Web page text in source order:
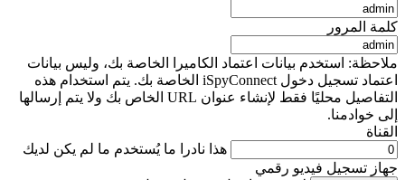
كلمة المرور
ملاحظة: استخدم بيانات اعتماد الكاميرا الخاصة بك، وليس بيانات
اعتماد تسجيل دخول iSpyConnect الخاصة بك. يتم استخدام هذه
التفاصيل محليًا فقط لإنشاء عنوان URL الخاص بك ولا يتم إرسالها
إلى خوادمنا.
القناة
هذا نادرا ما يُستخدم ما لم يكن لديك
جهاز تسجيل فيديو رقمي